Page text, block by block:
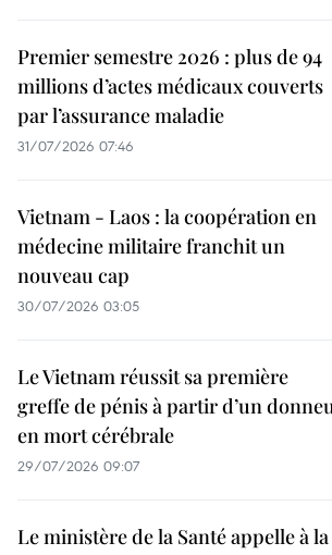
Premier semestre 2026 : plus de 94
millions d’actes médicaux couverts
par l’assurance maladie
31/07/2026 07:46
Vietnam - Laos : la coopération en
médecine militaire franchit un
nouveau cap
30/07/2026 03:05
Le Vietnam réussit sa première
greffe de pénis à partir d’un
en mort cérébrale
29/07/2026 09:07
Le ministère de la Santé appelle à la